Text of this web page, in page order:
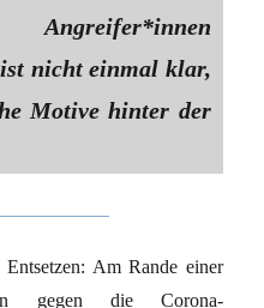
nicht einmal klar,
Motive hinter der
Am Rande einer
gegen die Corona-